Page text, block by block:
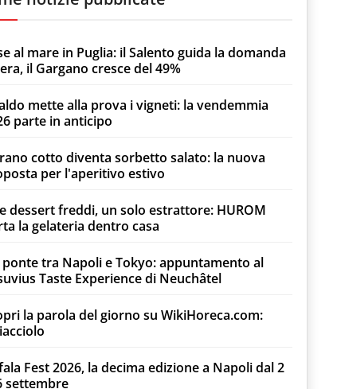
al mare in Puglia: il Salento guida la domanda
il Gargano cresce del 49%
mette alla prova i vigneti: la vendemmia
parte in anticipo
cotto diventa sorbetto salato: la nuova
per l'aperitivo estivo
dessert freddi, un solo estrattore: HUROM
la gelateria dentro casa
ponte tra Napoli e Tokyo: appuntamento al
Taste Experience di Neuchâtel
la parola del giorno su WikiHoreca.com:
Fest 2026, la decima edizione a Napoli dal 2
settembre